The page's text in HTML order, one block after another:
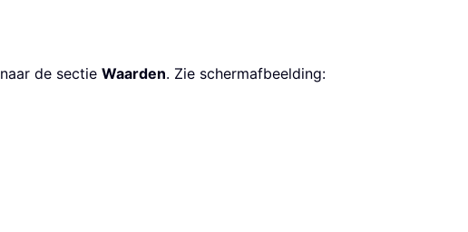
naar de sectie Waarden. Zie schermafbeelding: